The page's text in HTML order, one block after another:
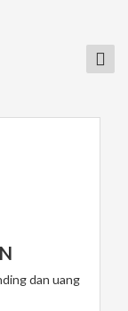
dan uang